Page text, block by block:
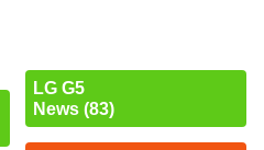
LG G5
News (83)